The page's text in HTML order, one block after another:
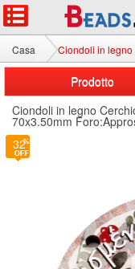
Casa Ciondoli in legno
Prodotto
Ciondoli in legno
70x3.50mm
32